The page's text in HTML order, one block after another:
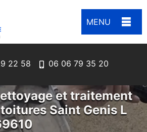
MENU
22 58 06 06 79 35 20
et traitement
Saint Genis L